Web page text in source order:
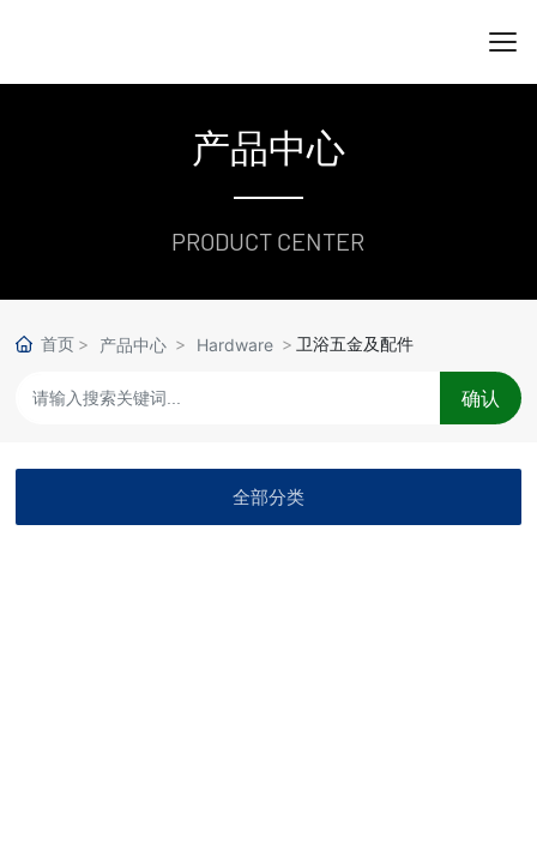
产品中心
PRODUCT CENTER
首页 产品中心 Hardware 卫浴五金及配件
确认
全部分类